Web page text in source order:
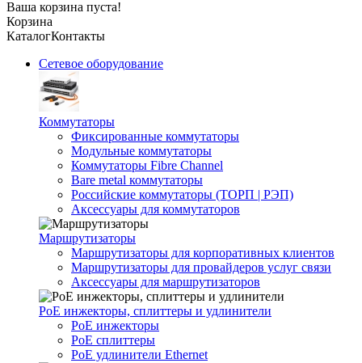
Ваша корзина пуста!
Корзина
КаталогКонтакты
Сетевое оборудование
Коммутаторы
Фиксированные коммутаторы
Модульные коммутаторы
Коммутаторы Fibre Channel
Bare metal коммутаторы
Российские коммутаторы (ТОРП | РЭП)
Аксессуары для коммутаторов
Маршрутизаторы
Маршрутизаторы для корпоративных клиентов
Маршрутизаторы для провайдеров услуг связи
Аксессуары для маршрутизаторов
PoE инжекторы, сплиттеры и удлинители
PoE инжекторы
PoE сплиттеры
PoE удлинители Ethernet